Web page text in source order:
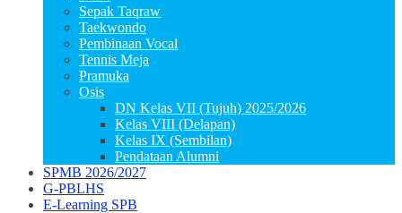
Sepak Taqraw
Taekwondo
Pembinaan Vocal
Tennis Meja
Pramuka
Osis
DN Kelas VII (Tujuh) 2025/2026
Kelas VIII (Delapan)
Kelas IX (Sembilan)
Pendataan Alumni
SPMB 2026/2027
G-PBLHS
E-Learning SPB